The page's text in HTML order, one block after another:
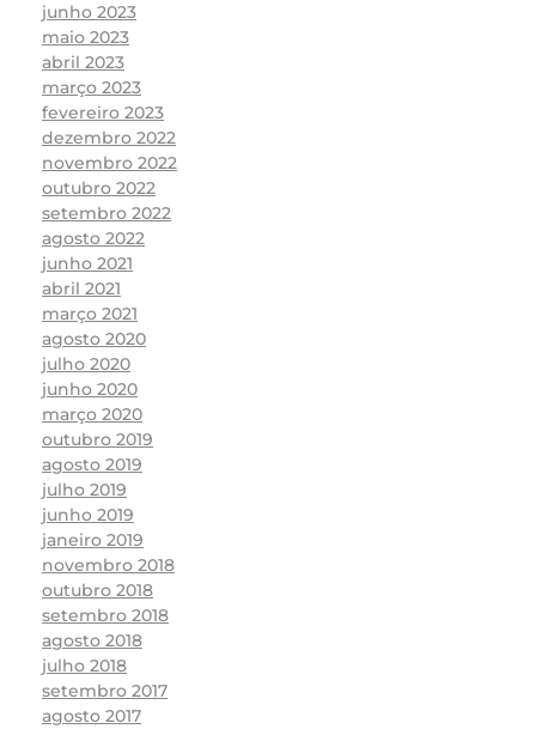
junho 2023
maio 2023
abril 2023
março 2023
fevereiro 2023
dezembro 2022
novembro 2022
outubro 2022
setembro 2022
agosto 2022
junho 2021
abril 2021
março 2021
agosto 2020
julho 2020
junho 2020
março 2020
outubro 2019
agosto 2019
julho 2019
junho 2019
janeiro 2019
novembro 2018
outubro 2018
setembro 2018
agosto 2018
julho 2018
setembro 2017
agosto 2017